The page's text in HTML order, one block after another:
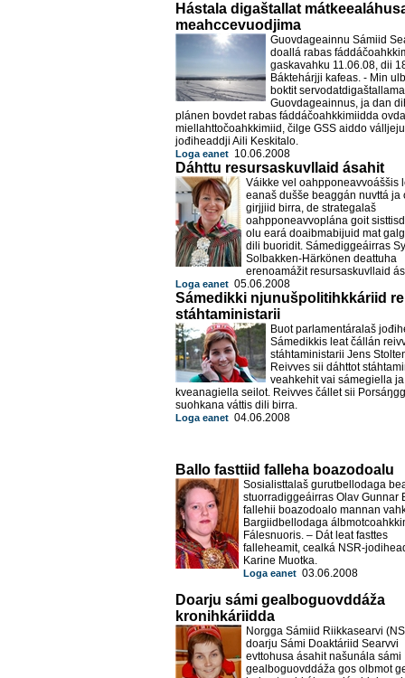
Hástala digaštallat
meahccevuodjima
Guovdageainnu Sámiid
doallá rabas
gaskavahku 11.06.08, dii
Báktehárjji kafeas. - Min
boktit servodatdigaštallama
Guovdageainnus, ja dan
plánen bovdet rabas fáddáčoahkkimiidda
miellahttočoahkkimiid, čilge GSS aiddo
jođiheaddji Aili Keskitalo.
Loga eanet 10.06.2008
Dáhttu resursaskuvllaid ásahit
Váikke vel oahpponeavvoáššis
eanaš dušše beaggán nuvttá ja
girjjiid birra, de strategalaš
oahpponeavvoplána goit
olu eará doaibmabijuid mat
dili buoridit. Sámediggeáirras
Solbakken-Härkönen deattuha
erenoamážit resursaskuvllaid
Loga eanet 05.06.2008
Sámedikki njunušpolitihkkáriid
stáhtaministarii
Buot parlamentáralaš
Sámedikkis leat čállán
stáhtaministarii Jens
Reivves sii dáhttot
veahkehit vai sámegiella ja
kveanagiella seilot. Reivves čállet sii
suohkana váttis dili birra.
Loga eanet 04.06.2008
Ballo fasttiid falleha boazodoalu
Sosialisttalaš gurutbellodaga
stuorradiggeáirras Olav Gunnar
fallehii boazodoalo mannan
Bargiidbellodaga
Fálesnuoris. – Dát leat fasttes
falleheamit, cealká NSR-
Karine Muotka.
Loga eanet 03.06.2008
Doarju sámi gealboguovddáža
kronihkáriidda
Norgga Sámiid Riikkasearvi
doarju Sámi Doaktáriid Searvvi
evttohusa ásahit našunála sámi
gealboguovddáža gos olbmot